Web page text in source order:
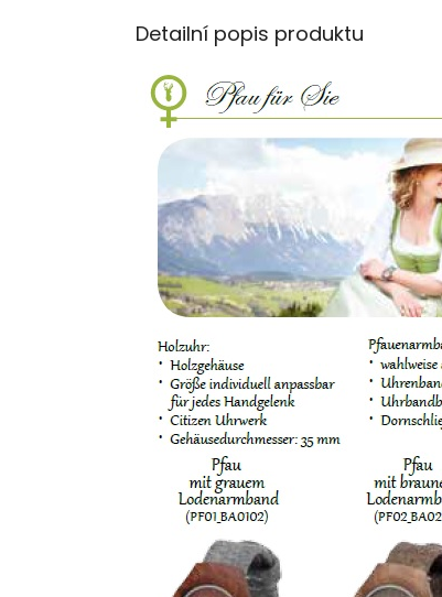
Detailní popis produktu